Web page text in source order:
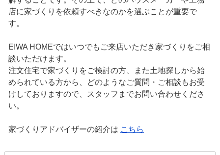
店に家づくりを依頼すべきなのかを選ぶことが重要で
す。
EIWA HOMEではいつでもご来店いただき家づくりをご相
談いただけます。
注文住宅で家づくりをご検討の方、また土地探しから始
められている方から、どのようなご質問・ご相談もお受
けしておりますので、スタッフまでお問い合わせくださ
い。
家づくりアドバイザーの紹介は こちら